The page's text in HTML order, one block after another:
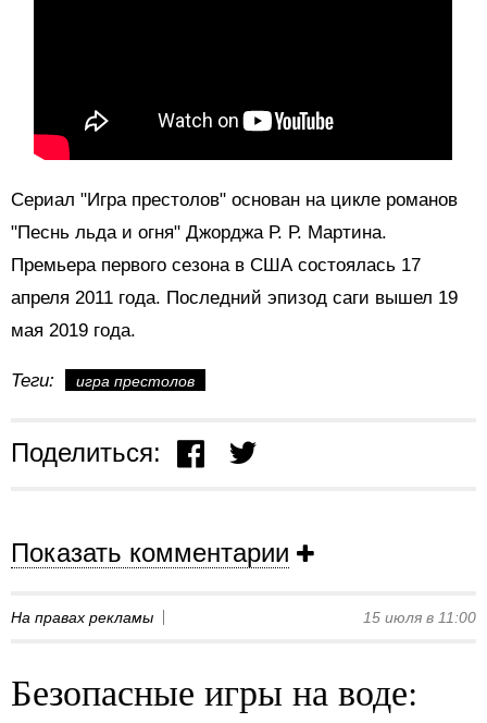
Сериал "Игра престолов" основан на цикле романов
"Песнь льда и огня" Джорджа Р. Р. Мартина.
Премьера первого сезона в США состоялась 17
апреля 2011 года. Последний эпизод саги вышел 19
мая 2019 года.
Теги: игра престолов
Поделиться:
Показать комментарии
На правах рекламы 15 июля в 11:00
Безопасные игры на воде: